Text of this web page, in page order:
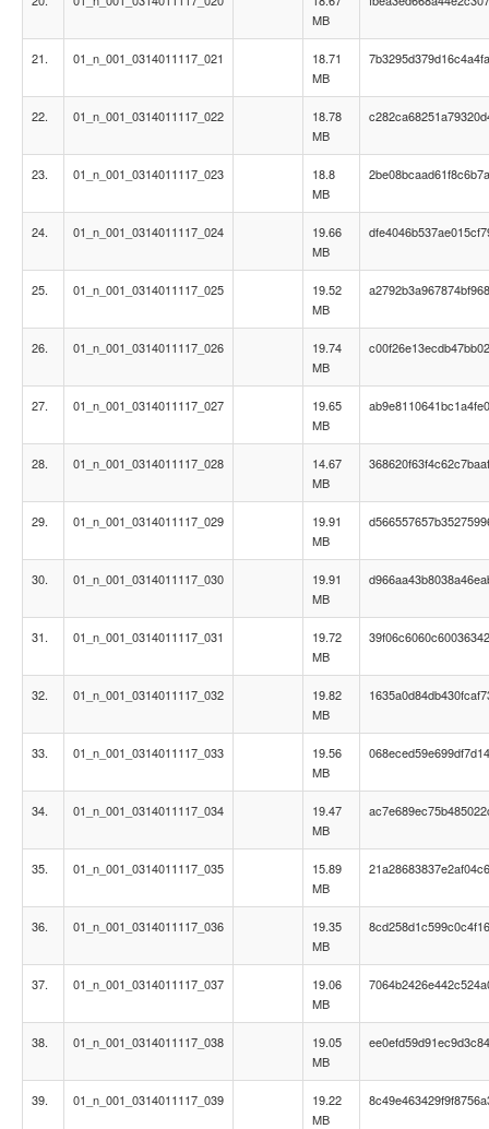
MB
21. 01_n_001_0314011117_021
18.71
MB
22. 01_n_001_0314011117_022
18.78
MB
23. 01_n_001_0314011117_023
18.8
MB
24. 01_n_001_0314011117_024
19.66
MB
25. 01_n_001_0314011117_025
19.52
MB
26. 01_n_001_0314011117_026
19.74
MB
27. 01_n_001_0314011117_027
19.65
MB
28. 01_n_001_0314011117_028
14.67
MB
29. 01_n_001_0314011117_029
19.91
MB
30. 01_n_001_0314011117_030
19.91
MB
31. 01_n_001_0314011117_031
19.72
MB
32. 01_n_001_0314011117_032
19.82
MB
33. 01_n_001_0314011117_033
19.56
MB
34. 01_n_001_0314011117_034
19.47
MB
35. 01_n_001_0314011117_035
15.89
MB
36. 01_n_001_0314011117_036
19.35
MB
37. 01_n_001_0314011117_037
19.06
MB
38. 01_n_001_0314011117_038
19.05
MB
39. 01_n_001_0314011117_039
19.22
MB